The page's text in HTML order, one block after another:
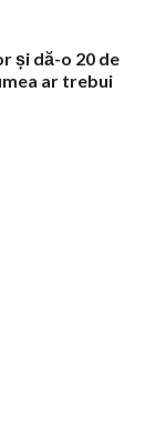
și dă-o 20 de
ar trebui